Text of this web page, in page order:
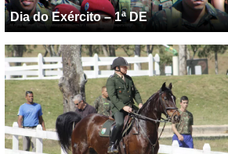
Dia do Exército – 1ª DE